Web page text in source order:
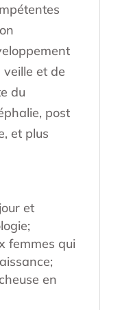
veille et de
du
post
et plus
et
femmes qui
en